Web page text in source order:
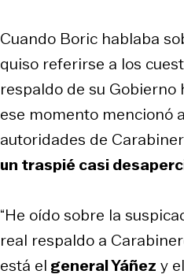
Cuando Boric hablaba
quiso referirse a los
respaldo de su Gobierno
ese momento mencionó
autoridades de
un traspié casi
“He oído sobre la
real respaldo a
está el general Yáñez y el